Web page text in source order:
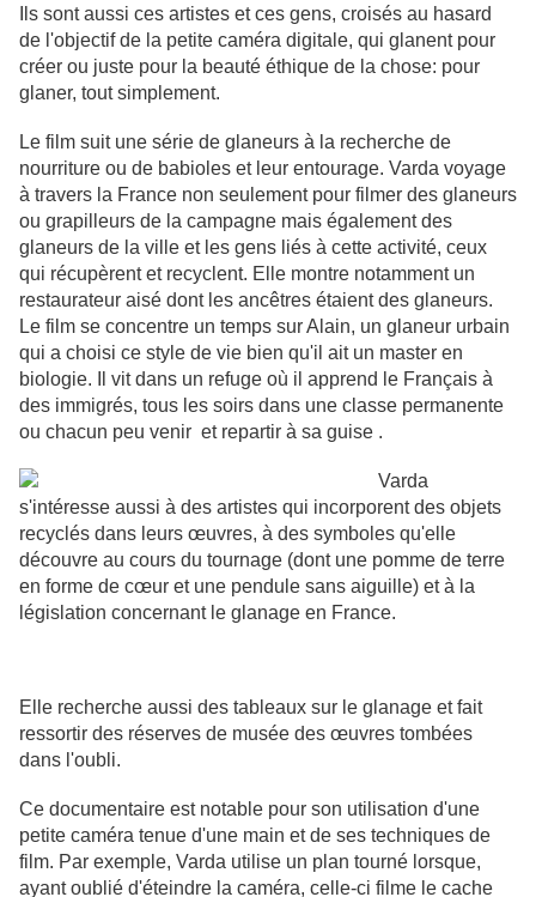
Ils sont aussi ces artistes et ces gens, croisés au hasard
de l'objectif de la petite caméra digitale, qui glanent pour
créer ou juste pour la beauté éthique de la chose: pour
glaner, tout simplement.
Le film suit une série de glaneurs à la recherche de
nourriture ou de babioles et leur entourage. Varda voyage
à travers la France non seulement pour filmer des glaneurs
ou grapilleurs de la campagne mais également des
glaneurs de la ville et les gens liés à cette activité, ceux
qui récupèrent et recyclent. Elle montre notamment un
restaurateur aisé dont les ancêtres étaient des glaneurs.
Le film se concentre un temps sur Alain, un glaneur urbain
qui a choisi ce style de vie bien qu'il ait un master en
biologie. Il vit dans un refuge où il apprend le Français à
des immigrés, tous les soirs dans une classe permanente
ou chacun peu venir et repartir à sa guise .
Varda
s'intéresse aussi à des artistes qui incorporent des objets
recyclés dans leurs œuvres, à des symboles qu'elle
découvre au cours du tournage (dont une pomme de terre
en forme de cœur et une pendule sans aiguille) et à la
législation concernant le glanage en France.
Elle recherche aussi des tableaux sur le glanage et fait
ressortir des réserves de musée des œuvres tombées
dans l'oubli.
Ce documentaire est notable pour son utilisation d'une
petite caméra tenue d'une main et de ses techniques de
film. Par exemple, Varda utilise un plan tourné lorsque,
ayant oublié d'éteindre la caméra, celle-ci filme le cache